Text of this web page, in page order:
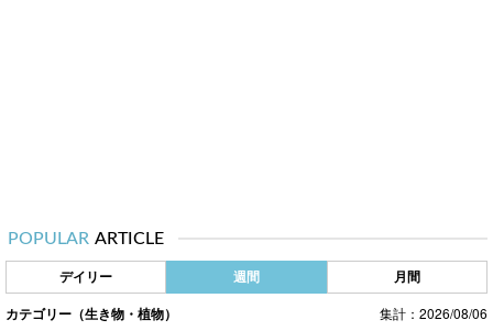
POPULAR ARTICLE
デイリー 週間 月間
カテゴリー（生き物・植物） 集計：2026/08/06